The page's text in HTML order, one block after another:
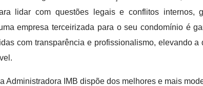
lidar com questões legais e conflitos internos,
empresa terceirizada para o seu condomínio é
com transparência e profissionalismo, elevando a
Administradora IMB dispõe dos melhores e mais